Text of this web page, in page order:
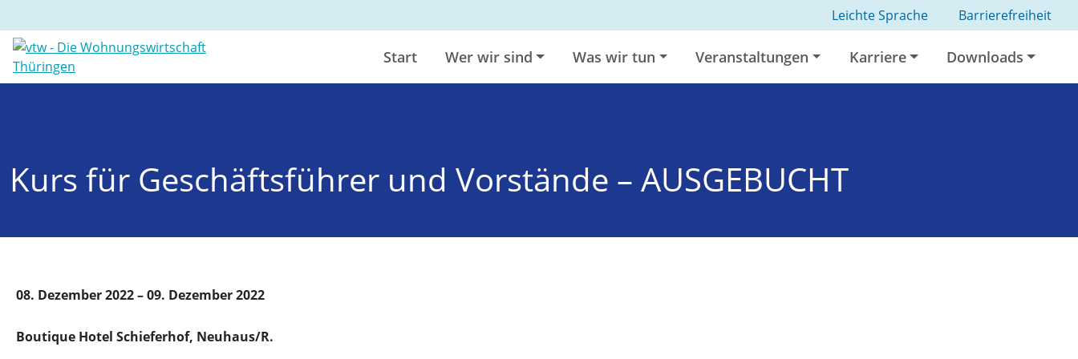
Leichte Sprache Barrierefreiheit
Start Wer wir sind Was wir tun Veranstaltungen Karriere Downloads
Kurs für Geschäftsführer und Vorstände – AUSGEBUCHT
08. Dezember 2022 – 09. Dezember 2022
Boutique Hotel Schieferhof, Neuhaus/R.